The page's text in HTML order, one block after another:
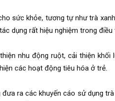
sức khỏe, tương tự như trà
dụng rất hiệu nghiệm trong điều
nhu động ruột, cải thiện
các hoạt động tiêu hóa ở trẻ.
ra các khuyến cáo sử dụng